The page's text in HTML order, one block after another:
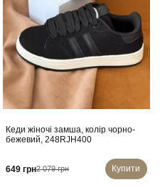
Кеди жіночі замша, колір чорно-
бежевий, 248RJH400
649 грн2 079 грн Купити